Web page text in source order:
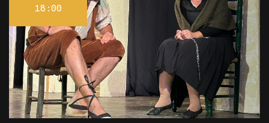
18:00